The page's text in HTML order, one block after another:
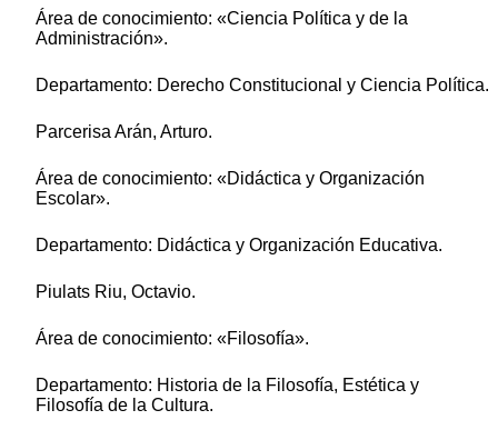
Área de conocimiento: «Ciencia Política y de la
Administración».
Departamento: Derecho Constitucional y Ciencia Política.
Parcerisa Arán, Arturo.
Área de conocimiento: «Didáctica y Organización
Escolar».
Departamento: Didáctica y Organización Educativa.
Piulats Riu, Octavio.
Área de conocimiento: «Filosofía».
Departamento: Historia de la Filosofía, Estética y
Filosofía de la Cultura.